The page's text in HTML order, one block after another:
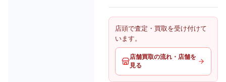
店頭で査定・買取を受け付けて
います。
店舗買取の流れ・店舗を
見る